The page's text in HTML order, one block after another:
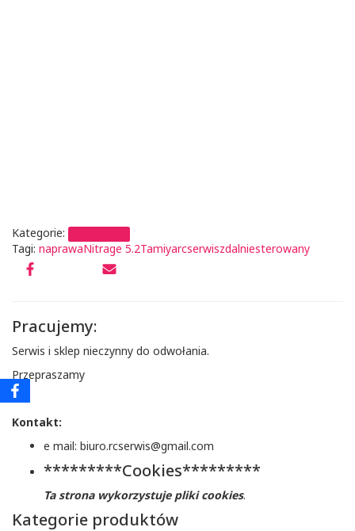
Kategorie:
Tagi: naprawaNitrage 5.2Tamiyarcserwiszdalniesterowany
Pracujemy:
Serwis i sklep nieczynny do odwołania.
Przepraszamy
Kontakt:
e mail: biuro.rcserwis@gmail.com
*********Cookies*********
Ta strona wykorzystuje pliki cookies.
Kategorie produktów